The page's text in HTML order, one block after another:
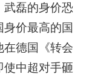
武磊的身价恐
价最高的国
在德国《转会
使中超对手砸